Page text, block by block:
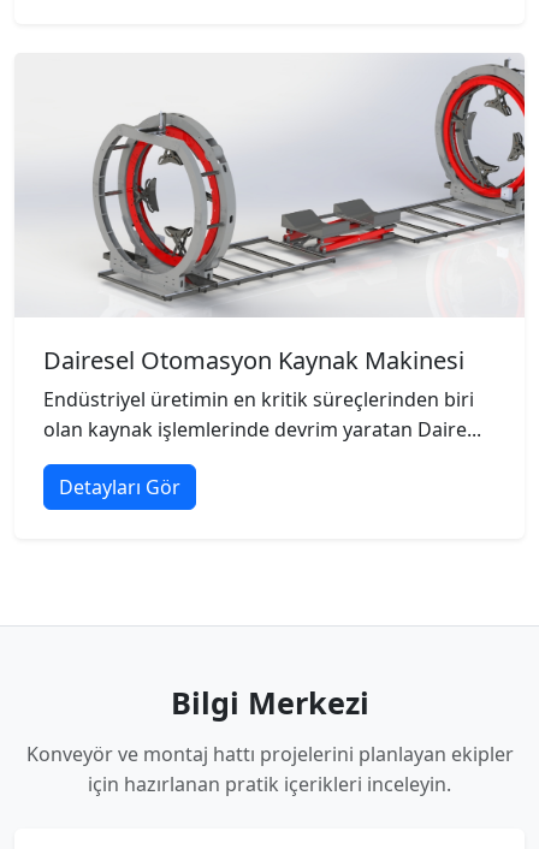
Dairesel Otomasyon Kaynak Makinesi
Endüstriyel üretimin en kritik süreçlerinden biri
olan kaynak işlemlerinde devrim yaratan Daire...
Detayları Gör
Bilgi Merkezi
Konveyör ve montaj hattı projelerini planlayan ekipler
için hazırlanan pratik içerikleri inceleyin.